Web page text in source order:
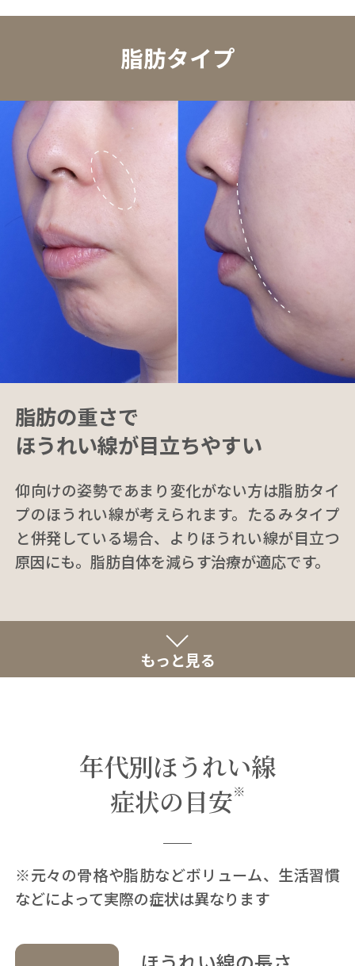
脂肪タイプ
脂肪の重さで
ほうれい線が目立ちやすい
仰向けの姿勢であまり変化がない方は脂肪タイ
プのほうれい線が考えられます。たるみタイプ
と併発している場合、よりほうれい線が目立つ
原因にも。脂肪自体を減らす治療が適応です。
もっと見る
年代別ほうれい線
症状の目安※
※元々の骨格や脂肪などボリューム、生活習慣
などによって実際の症状は異なります